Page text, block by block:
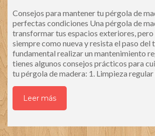
Consejos para mantener tu pérgola de
perfectas condiciones Una pérgola de
transformar tus espacios exteriores, pero
siempre como nueva y resista el paso del
fundamental realizar un mantenimiento
tienes algunos consejos prácticos para
tu pérgola de madera: 1. Limpieza
Leer más